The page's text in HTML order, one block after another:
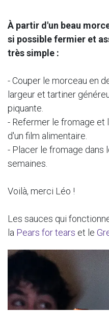
À partir d'un beau
si possible fermier et
très simple :
- Couper le morceau en
largeur et tartiner
piquante.
- Refermer le fromage et
d'un film alimentaire.
- Placer le fromage dans
semaines.
Voilà, merci Léo !
Les sauces qui
la Pears for tears et le